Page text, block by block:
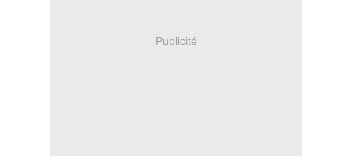
Publicité